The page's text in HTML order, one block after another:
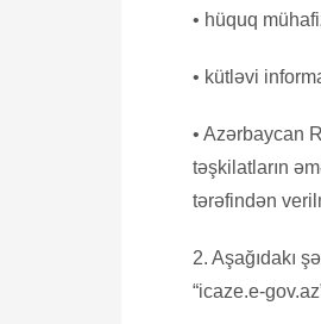
• hüquq
• kütləvi
• Azərbaycan
təşkilatların
tərəfindən
2. Aşağıdakı
“icaze.e-